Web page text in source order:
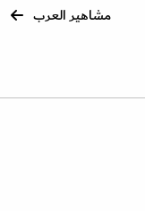
مشاهير العرب